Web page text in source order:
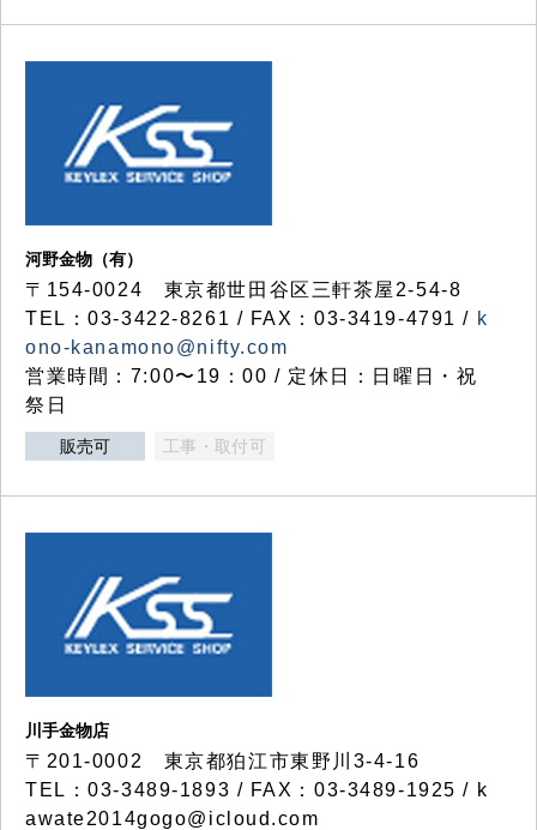
河野金物（有）
〒154-0024 東京都世田谷区三軒茶屋2-54-8
TEL：03-3422-8261 / FAX：03-3419-4791 / k
ono-kanamono@nifty.com
営業時間：7:00〜19：00 / 定休日：日曜日・祝
祭日
販売可 工事・取付可
川手金物店
〒201-0002 東京都狛江市東野川3-4-16
TEL：03-3489-1893 / FAX：03-3489-1925 / k
awate2014gogo@icloud.com